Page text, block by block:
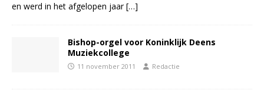
en werd in het afgelopen jaar[…]
Bishop-orgel voor Koninklijk Deens
Muziekcollege
11 november 2011 Redactie